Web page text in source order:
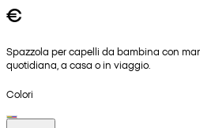
€
Spazzola per capelli da bambina con
quotidiana, a casa o in viaggio.
Colori